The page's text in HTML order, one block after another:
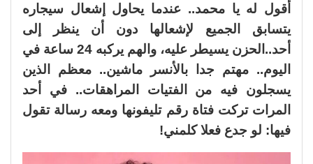
أقول له يا محمد.. عندما يحاول إشعال سيجاره
يتسابق الجميع لإشعالها دون أن ينظر إلى
أحد..الحزن يسيطر عليه، والهم يركبه 24 ساعة في
اليوم.. مهتم جدا بالأنسر ماشين.. معظم الذين
يسجلون فيه من الفتيات المراهقات.. في أحد
المرات تركت فتاة رقم تليفونها ومعه رسالة تقول
فيها: لو جدع فعلا كلمني!